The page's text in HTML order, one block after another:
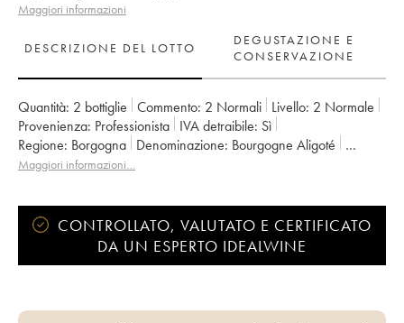
Maggiori informazioni
DESCRIZIONE DEL LOTTO
DEGUSTAZIONE E
CONSERVAZIONE
Quantità: 2 bottiglie Commento: 2 Normali Livello: 2 Normale
Provenienza:
professionista IVA detraibile:
sì
Regione:
Borgogna Denominazione:
Bourgogne Aligoté
Proprietario: Pierre Morey (Domaine)
Maggiori informazioni…
CONTROLLATO, VALUTATO E CERTIFICATO
DA UN ESPERTO IDEALWINE